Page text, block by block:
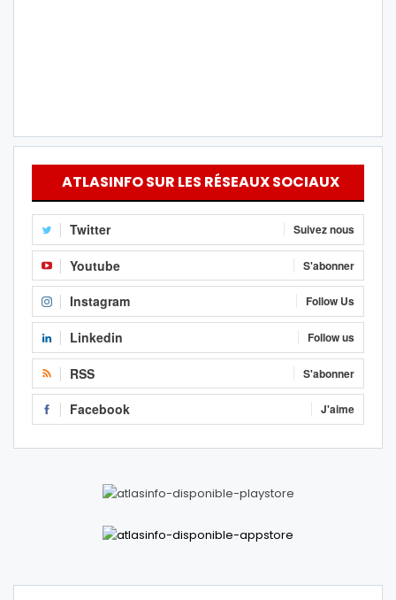
ATLASINFO SUR LES RÉSEAUX SOCIAUX
Twitter Suivez nous
Youtube S'abonner
Instagram Follow Us
Linkedin Follow us
RSS S'abonner
Facebook J'aime